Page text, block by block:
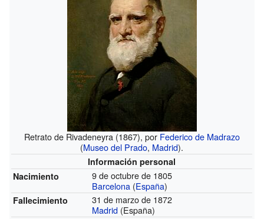
Retrato de Rivadeneyra (1867), por Federico de Madrazo
(Museo del Prado, Madrid).
Información personal
Nacimiento
9 de octubre de 1805
Barcelona (España)
Fallecimiento
31 de marzo de 1872
Madrid (España)